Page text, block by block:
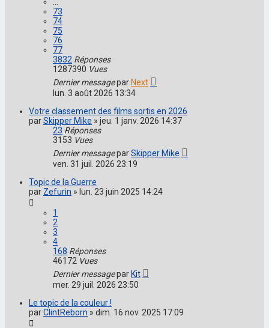
73
74
75
76
77
3832 Réponses
1287390 Vues
Dernier messageparNext
lun. 3 août 2026 13:34
Votre classement des films sortis en 2026
parSkipper Mike » jeu. 1 janv. 2026 14:37
23 Réponses
3153 Vues
Dernier messageparSkipper Mike
ven. 31 juil. 2026 23:19
Topic de la Guerre
par Zefurin » lun. 23 juin 2025 14:24
1
2
3
4
168 Réponses
46172 Vues
Dernier messageparKit
mer. 29 juil. 2026 23:50
Le topic de la couleur !
parClintReborn » dim. 16 nov. 2025 17:09